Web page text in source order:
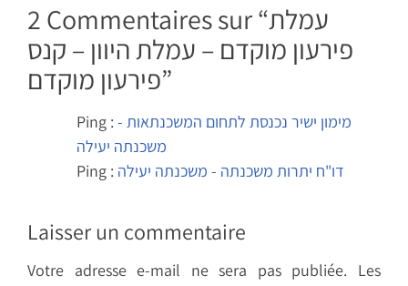
2 Commentaires sur “עמלת
פירעון מוקדם – עמלת היוון – קנס
פירעון מוקדם”
Ping : מימון ישיר נכנסת לתחום המשכנתאות -
משכנתה יעילה
Ping : דו"ח יתרות משכנתה - משכנתה יעילה
Laisser un commentaire
Votre adresse e-mail ne sera pas publiée.
Les